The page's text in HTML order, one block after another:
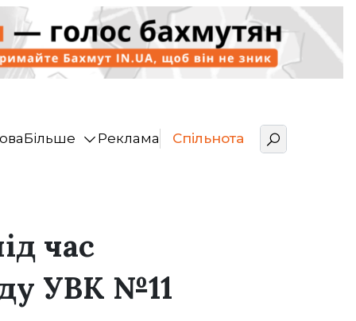
Більше Реклама Спільнота
час
УВК №11